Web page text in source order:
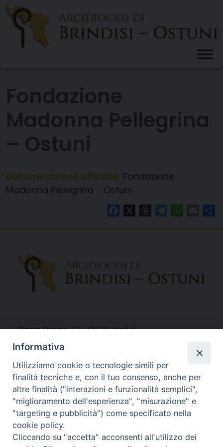
Skip
content
Denominazione ufficiale: Fondazione
Madonna Pellegrina - Ostuni
FacebookThreadsTelegram Email
Piazza Duomo, 12 - 72100 Brindisi
Tel 0831.521958
Fax 0831.528315
Orari Curia
Mar. / Mer. / Giov. ore 9 - 13
nei mesi estivi solo Martedì ore 9 - 13
Informativa
Utilizziamo cookie o tecnologie simili per
finalità tecniche e, con il tuo consenso, anche per
altre finalità ("interazioni e funzionalità semplici",
"miglioramento dell'esperienza", "misurazione" e
"targeting e pubblicità") come specificato nella
cookie policy.
Cliccando su "accetta" acconsenti all'utilizzo dei